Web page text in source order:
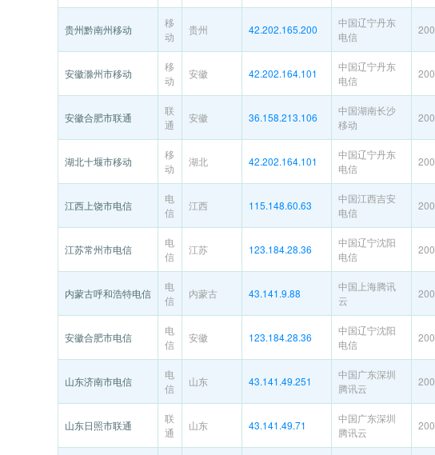
贵州黔南州移动
移
动
贵州 42.202.165.200
中国辽宁丹东
电信
200
安徽滁州市移动
移
动
安徽 42.202.164.101
中国辽宁丹东
电信
200
安徽合肥市联通
联
通
安徽 36.158.213.106
中国湖南长沙
移动
200
湖北十堰市移动
移
动
湖北 42.202.164.101
中国辽宁丹东
电信
200
江西上饶市电信
电
信
江西 115.148.60.63
中国江西吉安
电信
200
江苏常州市电信
电
信
江苏 123.184.28.36
中国辽宁沈阳
电信
200
内蒙古呼和浩特电信
电
信
内蒙古 43.141.9.88
中国上海腾讯
云
200
安徽合肥市电信
电
信
安徽 123.184.28.36
中国辽宁沈阳
电信
200
山东济南市电信
电
信
山东 43.141.49.251
中国广东深圳
腾讯云
200
山东日照市联通
联
通
山东 43.141.49.71
中国广东深圳
腾讯云
200